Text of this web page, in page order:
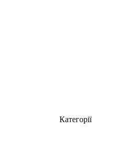
Категорії